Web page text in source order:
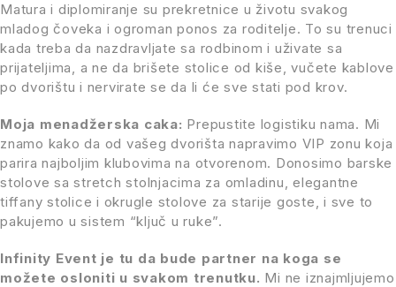
Matura i diplomiranje su prekretnice u životu svakog
mladog čoveka i ogroman ponos za roditelje. To su trenuci
kada treba da nazdravljate sa rodbinom i uživate sa
prijateljima, a ne da brišete stolice od kiše, vučete kablove
po dvorištu i nervirate se da li će sve stati pod krov.
Moja menadžerska caka: Prepustite logistiku nama. Mi
znamo kako da od vašeg dvorišta napravimo VIP zonu koja
parira najboljim klubovima na otvorenom. Donosimo barske
stolove sa stretch stolnjacima za omladinu, elegantne
tiffany stolice i okrugle stolove za starije goste, i sve to
pakujemo u sistem “ključ u ruke”.
Infinity Event je tu da bude partner na koga se
možete osloniti u svakom trenutku. Mi ne iznajmljujemo